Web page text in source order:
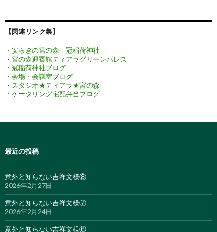
【関連リンク集】
・安らぎの宮の森 冠稲荷神社
・宮の森迎賓館ティアラグリーンパレス
・冠稲荷神社ブログ
・会場・会議室ブログ
・スタジオ★ティアラ★宮の森
・ケータリング宅配弁当ブログ
最近の投稿
意外と知らない吉祥文様⑧
2026年2月27日
意外と知らない吉祥文様⑦
2026年2月24日
意外と知らない吉祥文様⑥